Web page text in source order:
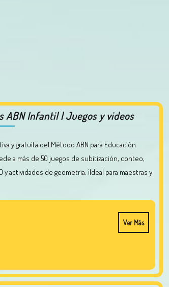
ABN Infantil | Juegos y videos
a más de 50 juegos de subitización, conteo,
y actividades de geometría. ¡Ideal para maestras y
Ver Más